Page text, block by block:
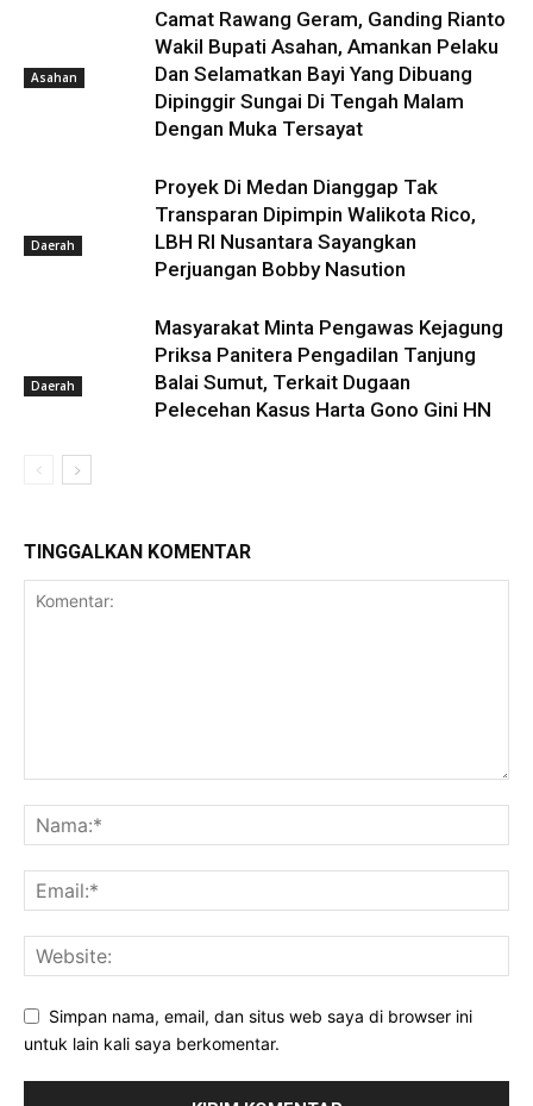
Asahan
Camat Rawang Geram, Ganding Rianto
Wakil Bupati Asahan, Amankan Pelaku
Dan Selamatkan Bayi Yang Dibuang
Dipinggir Sungai Di Tengah Malam
Dengan Muka Tersayat
Daerah
Proyek Di Medan Dianggap Tak
Transparan Dipimpin Walikota Rico,
LBH RI Nusantara Sayangkan
Perjuangan Bobby Nasution
Daerah
Masyarakat Minta Pengawas Kejagung
Priksa Panitera Pengadilan Tanjung
Balai Sumut, Terkait Dugaan
Pelecehan Kasus Harta Gono Gini HN
TINGGALKAN KOMENTAR
Simpan nama, email, dan situs web saya di browser ini
untuk lain kali saya berkomentar.